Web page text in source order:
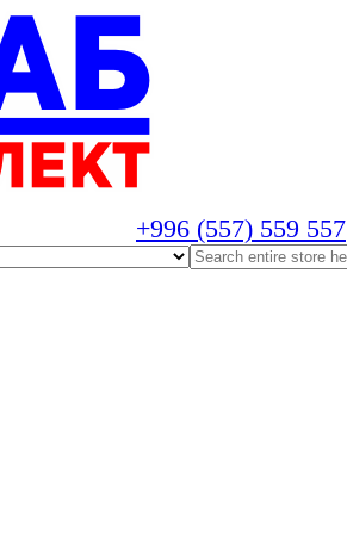
+996 (557) 559 557